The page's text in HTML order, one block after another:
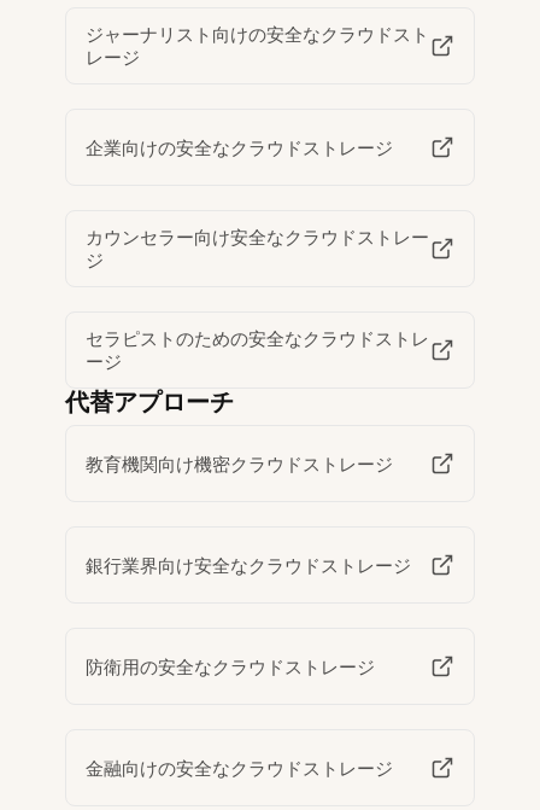
ジャーナリスト向けの安全なクラウドスト
レージ
企業向けの安全なクラウドストレージ
カウンセラー向け安全なクラウドストレー
ジ
セラピストのための安全なクラウドストレ
ージ
代替アプローチ
教育機関向け機密クラウドストレージ
銀行業界向け安全なクラウドストレージ
防衛用の安全なクラウドストレージ
金融向けの安全なクラウドストレージ